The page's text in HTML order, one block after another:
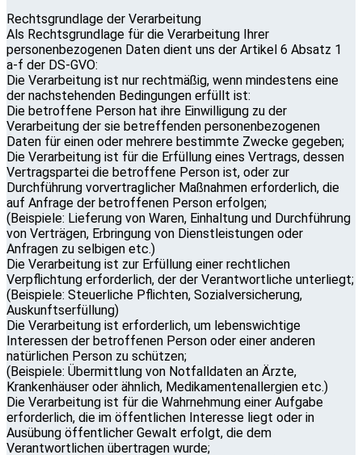
Rechtsgrundlage der Verarbeitung
Als Rechtsgrundlage für die Verarbeitung Ihrer
personenbezogenen Daten dient uns der Artikel 6 Absatz 1
a-f der DS-GVO:
Die Verarbeitung ist nur rechtmäßig, wenn mindestens eine
der nachstehenden Bedingungen erfüllt ist:
Die betroffene Person hat ihre Einwilligung zu der
Verarbeitung der sie betreffenden personenbezogenen
Daten für einen oder mehrere bestimmte Zwecke gegeben;
Die Verarbeitung ist für die Erfüllung eines Vertrags, dessen
Vertragspartei die betroffene Person ist, oder zur
Durchführung vorvertraglicher Maßnahmen erforderlich, die
auf Anfrage der betroffenen Person erfolgen;
(Beispiele: Lieferung von Waren, Einhaltung und Durchführung
von Verträgen, Erbringung von Dienstleistungen oder
Anfragen zu selbigen etc.)
Die Verarbeitung ist zur Erfüllung einer rechtlichen
Verpflichtung erforderlich, der der Verantwortliche unterliegt;
(Beispiele: Steuerliche Pflichten, Sozialversicherung,
Auskunftserfüllung)
Die Verarbeitung ist erforderlich, um lebenswichtige
Interessen der betroffenen Person oder einer anderen
natürlichen Person zu schützen;
(Beispiele: Übermittlung von Notfalldaten an Ärzte,
Krankenhäuser oder ähnlich, Medikamentenallergien etc.)
Die Verarbeitung ist für die Wahrnehmung einer Aufgabe
erforderlich, die im öffentlichen Interesse liegt oder in
Ausübung öffentlicher Gewalt erfolgt, die dem
Verantwortlichen übertragen wurde;